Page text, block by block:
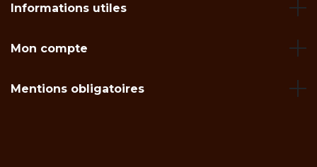
Informations utiles
Mon compte
Mentions obligatoires